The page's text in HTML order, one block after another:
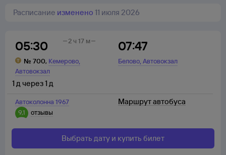
Расписание изменено 11 июля 2026
05:30
№ 700, Кемерово,
Автовокзал
07:47
Белово,Автовокзал
2 ч 17 м
Автоколонна 1967
9,1
отзывы
1 д через1 д
Маршрут автобуса
Выбрать дату и купить билет